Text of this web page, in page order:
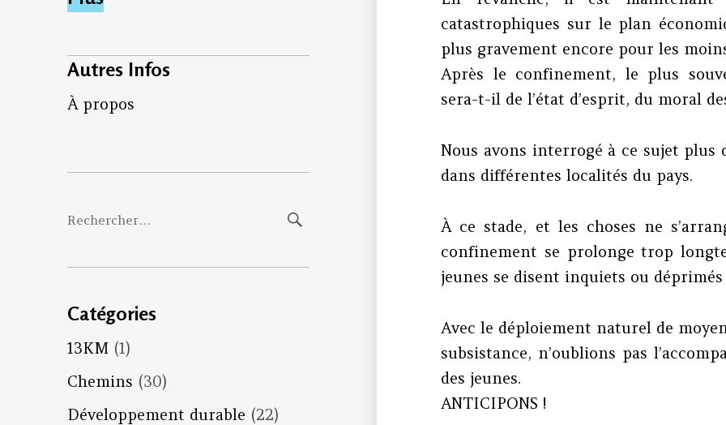
Autres Infos
À propos
Rechercher :
Catégories
13KM(1)
Chemins (30)
Développement durable (22)
catastrophiques sur le plan
plus gravement encore pour les
Après le confinement, le plus
sera-t-il de l’état d’esprit, du moral
Nous avons interrogé à ce sujet plus
dans différentes localités du pays.
À ce stade, et les choses ne
confinement se prolonge trop
jeunes se disent inquiets ou
Avec le déploiement naturel de
subsistance, n’oublions pas
des jeunes.
ANTICIPONS !